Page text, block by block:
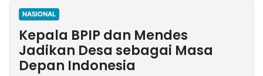
Nasional
International
Olahraga
Entertainment
Daerah
Pariwisata
Kuliner
Kolom
NASIONAL
Kepala BPIP dan Mendes
Jadikan Desa sebagai Masa
Depan Indonesia